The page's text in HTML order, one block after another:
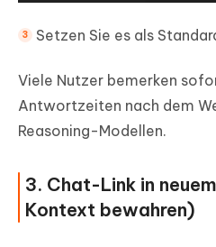
Setzen Sie es als
Viele Nutzer bemerken
Antwortzeiten nach dem
Reasoning-Modellen.
3. Chat-Link in
Kontext bewahren)